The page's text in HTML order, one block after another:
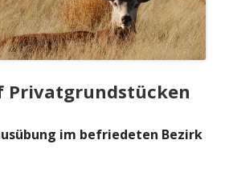
Privatgrundstücken
im befriedeten Bezirk